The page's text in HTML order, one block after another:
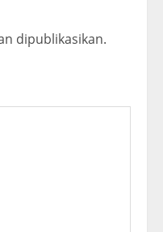
dipublikasikan.